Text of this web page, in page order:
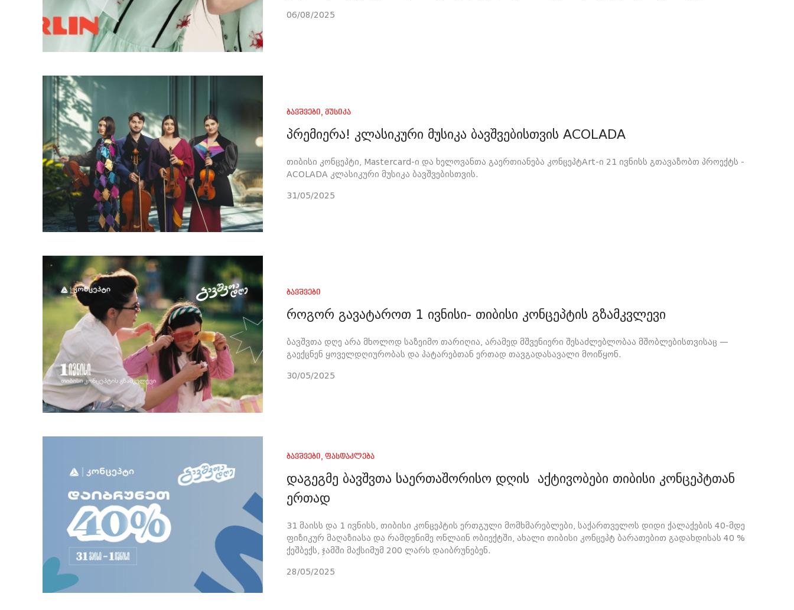
06/08/2025
ბავშვები,მუსიკა
პრემიერა! კლასიკური მუსიკა ბავშვებისთვის ACOLADA
თიბისი კონცეპტი, Mastercard-ი და ხელოვანთა გაერთიანება კონცეპტArt-ი 21 ივნისს გთავაზობთ პროექტს -
ACOLADA კლასიკური მუსიკა ბავშვებისთვის.
31/05/2025
ბავშვები
როგორ გავატაროთ 1 ივნისი- თიბისი კონცეპტის გზამკვლევი
ბავშვთა დღე არა მხოლოდ საზეიმო თარიღია, არამედ მშვენიერი შესაძლებლობაა მშობლებისთვისაც —
გაექცნენ ყოველდღიურობას და პატარებთან ერთად თავგადასავალი მოიწყონ.
30/05/2025
ბავშვები,ფასდაკლება
დაგეგმე ბავშვთა საერთაშორისო დღის აქტივობები თიბისი კონცეპტთან
ერთად
31 მაისს და 1 ივნისს, თიბისი კონცეპტის ერთგული მომხმარებლები, საქართველოს დიდი ქალაქების 40-მდე
ფიზიკურ მაღაზიასა და რამდენიმე ონლაინ ობიექტში, ახალი თიბისი კონცეპტ ბარათებით გადახდისას 40 %
ქეშბექს, ჯამში მაქსიმუმ 200 ლარს დაიბრუნებენ.
28/05/2025